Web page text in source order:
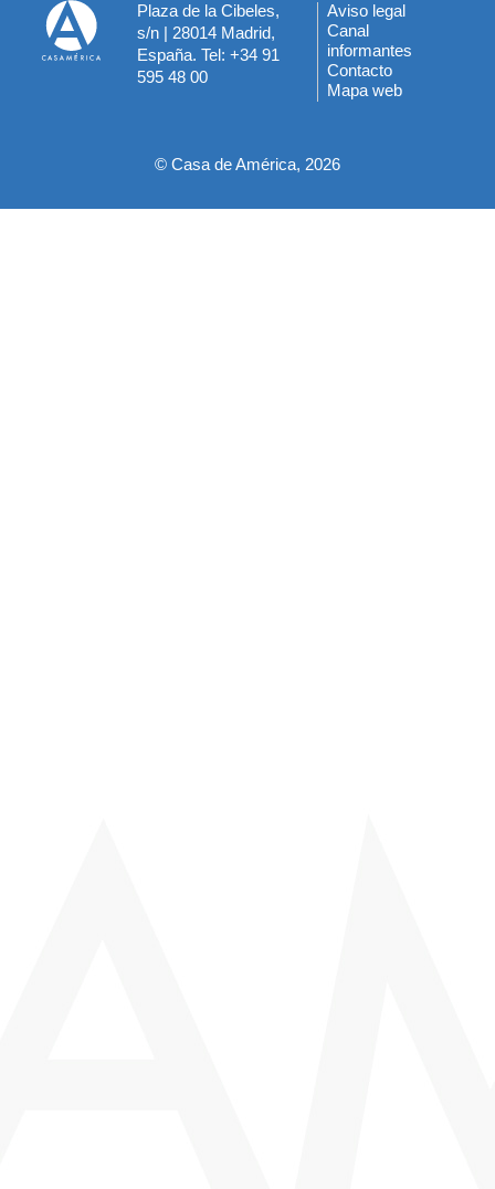
Plaza de la Cibeles,
s/n | 28014 Madrid,
España. Tel: +34 91
595 48 00
Menú
del
pie
Aviso legal
Canal
informantes
Contacto
Mapa web
© Casa de América, 2026